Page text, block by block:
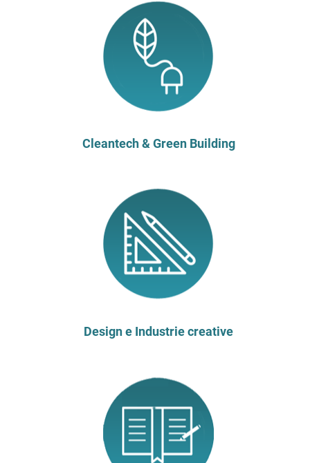
Cleantech & Green Building
Design e Industrie creative